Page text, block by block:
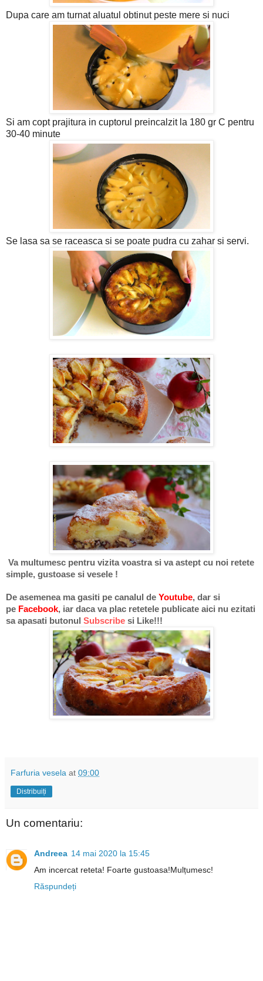
Dupa care am turnat aluatul obtinut peste mere si nuci
Si am copt prajitura in cuptorul preincalzit la 180 gr C pentru
30-40 minute
Se lasa sa se raceasca si se poate pudra cu zahar si servi.
Va multumesc pentru vizita voastra si va astept cu noi retete
simple, gustoase si vesele !
De asemenea ma gasiti pe canalul de Youtube, dar si
pe Facebook, iar daca va plac retetele publicate aici nu ezitati
sa apasati butonul Subscribe si Like!!!
Farfuria vesela at 09:00
Distribuiți
Un comentariu:
Andreea 14 mai 2020 la 15:45
Am incercat reteta! Foarte gustoasa!Mulțumesc!
Răspundeți